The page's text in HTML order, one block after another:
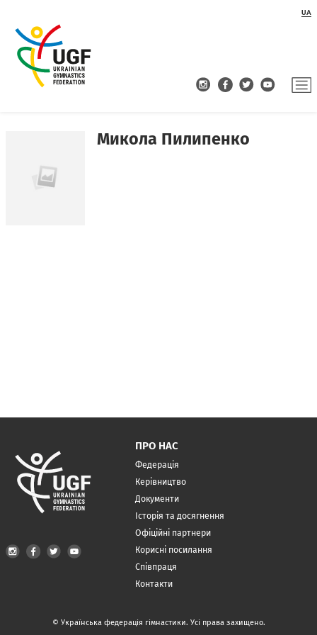
UA
Микола Пилипенко
ПРО НАС
Федерація
Керівництво
Документи
Історія та досягнення
Офіційні партнери
Корисні посилання
Співпраця
Контакти
© Українська федерація гімнастики. Усі права захищено.